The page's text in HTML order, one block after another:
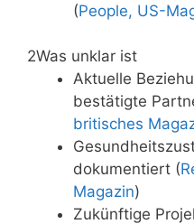
(People, US-
2Was unklar ist
Aktuelle
bestätigte
britisches
dokumentiert (
Magazin)
Zukünftige